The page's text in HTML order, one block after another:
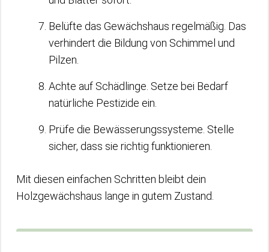
Belüfte das Gewächshaus regelmäßig. Das
verhindert die Bildung von Schimmel und
Pilzen.
Achte auf Schädlinge. Setze bei Bedarf
natürliche Pestizide ein.
Prüfe die Bewässerungssysteme. Stelle
sicher, dass sie richtig funktionieren.
Mit diesen einfachen Schritten bleibt dein
Holzgewächshaus lange in gutem Zustand.